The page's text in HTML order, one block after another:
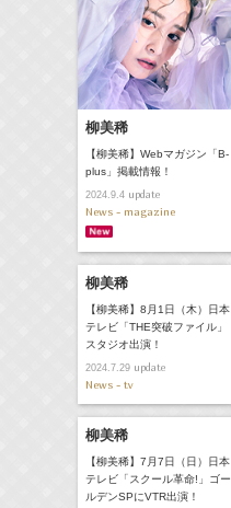
柳美稀
【柳美稀】Webマガジン「B-
plus」掲載情報！
2024.9.4update
News - magazine
柳美稀
【柳美稀】8月1日（木）日本
テレビ「THE突破ファイル」
スタジオ出演！
2024.7.29update
News - tv
柳美稀
【柳美稀】7月7日（日）日本
テレビ「スクール革命!」ゴー
ルデンSPにVTR出演！